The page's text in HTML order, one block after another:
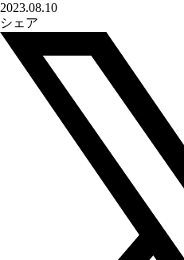
2023.08.10
シェア